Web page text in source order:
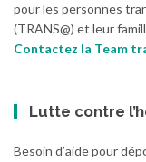
pour les personnes
(TRANS@) et leur
Contactez la Team
Lutte contre
Besoin d’aide pour